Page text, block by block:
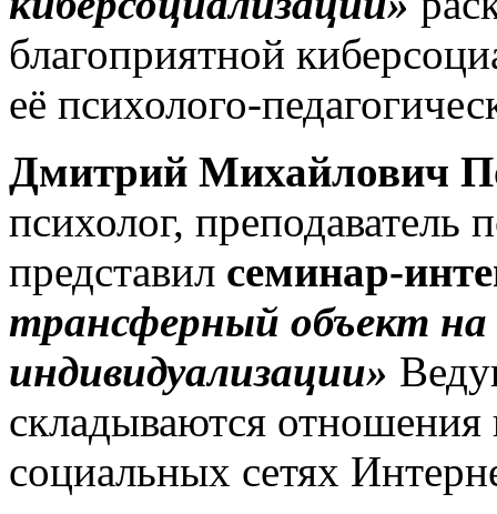
благоприятной
её психолого-
Дмитрий Михайлович
психолог,
представил семинар-
трансферный объект
индивидуализации»
складываются
социальных сетях